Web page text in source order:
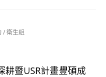
/衛生組
耕暨USR計畫豐碩成